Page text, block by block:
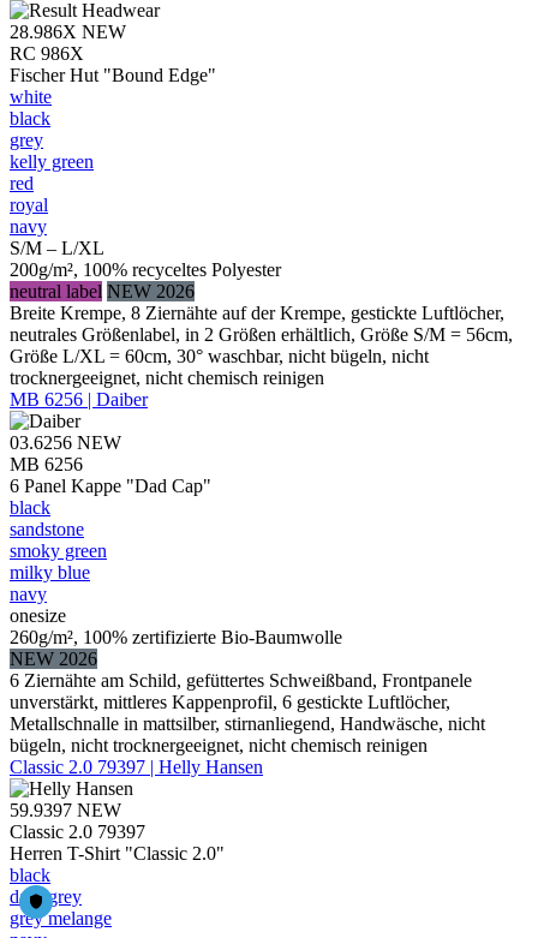
28.986X NEW
RC 986X
Fischer Hut "Bound Edge"
white
black
grey
kelly green
red
royal
navy
S/M – L/XL
200g/m², 100% recyceltes Polyester
neutral label NEW 2026
Breite Krempe, 8 Ziernähte auf der Krempe, gestickte Luftlöcher,
neutrales Größenlabel, in 2 Größen erhältlich, Größe S/M = 56cm,
Größe L/XL = 60cm, 30° waschbar, nicht bügeln, nicht
trocknergeeignet, nicht chemisch reinigen
MB 6256 | Daiber
03.6256 NEW
MB 6256
6 Panel Kappe "Dad Cap"
black
sandstone
smoky green
milky blue
navy
onesize
260g/m², 100% zertifizierte Bio-Baumwolle
NEW 2026
6 Ziernähte am Schild, gefüttertes Schweißband, Frontpanele
unverstärkt, mittleres Kappenprofil, 6 gestickte Luftlöcher,
Metallschnalle in mattsilber, stirnanliegend, Handwäsche, nicht
bügeln, nicht trocknergeeignet, nicht chemisch reinigen
Classic 2.0 79397 | Helly Hansen
59.9397 NEW
Classic 2.0 79397
Herren T-Shirt "Classic 2.0"
black
dark grey
grey melange